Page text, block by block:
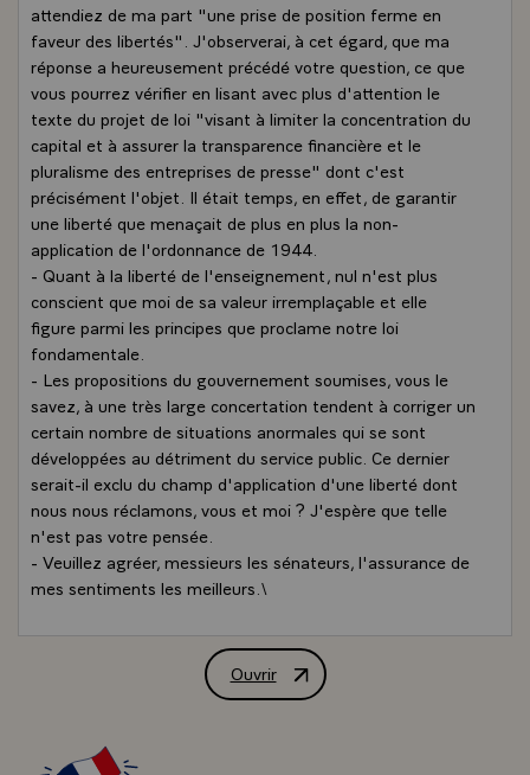
attendiez de ma part "une prise de position ferme en
faveur des libertés". J'observerai, à cet égard, que ma
réponse a heureusement précédé votre question, ce que
vous pourrez vérifier en lisant avec plus d'attention le
texte du projet de loi "visant à limiter la concentration du
capital et à assurer la transparence financière et le
pluralisme des entreprises de presse" dont c'est
précisément l'objet. Il était temps, en effet, de garantir
une liberté que menaçait de plus en plus la non-
application de l'ordonnance de 1944.
- Quant à la liberté de l'enseignement, nul n'est plus
conscient que moi de sa valeur irremplaçable et elle
figure parmi les principes que proclame notre loi
fondamentale.
- Les propositions du gouvernement soumises, vous le
savez, à une très large concertation tendent à corriger un
certain nombre de situations anormales qui se sont
développées au détriment du service public. Ce dernier
serait-il exclu du champ d'application d'une liberté dont
nous nous réclamons, vous et moi ? J'espère que telle
n'est pas votre pensée.
- Veuillez agréer, messieurs les sénateurs, l'assurance de
mes sentiments les meilleurs.\
Ouvrir
Réponse de M. François Mitterrand,